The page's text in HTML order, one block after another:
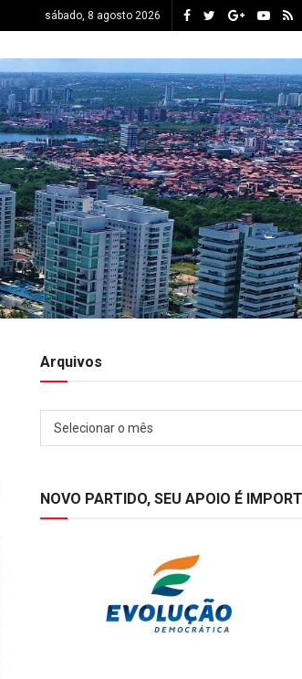
sábado, 8 agosto 2026
Arquivos
Selecionar o mês
NOVO PARTIDO, SEU APOIO É